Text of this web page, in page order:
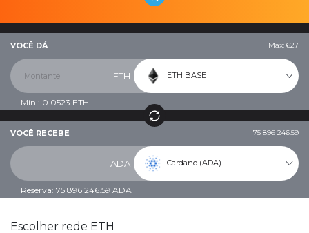
VOCÊ DÁ Max: 627
ETH ETH BASE
Min.: 0.0523 ETH
VOCÊ RECEBE 75 896 246.59
ADA Cardano (ADA)
Reserva: 75 896 246.59 ADA
Escolher rede ETH